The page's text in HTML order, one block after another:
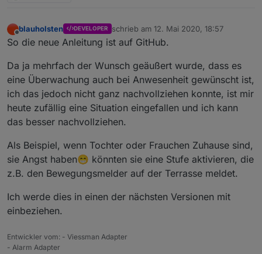
Offline
blauholsten DEVELOPER schrieb am 12. Mai 2020, 18:57
zuletzt editiert von
So die neue Anleitung ist auf GitHub.
Da ja mehrfach der Wunsch geäußert wurde, dass es
eine Überwachung auch bei Anwesenheit gewünscht ist,
ich das jedoch nicht ganz nachvollziehen konnte, ist mir
heute zufällig eine Situation eingefallen und ich kann
das besser nachvollziehen.
Als Beispiel, wenn Tochter oder Frauchen Zuhause sind,
sie Angst haben😁 könnten sie eine Stufe aktivieren, die
z.B. den Bewegungsmelder auf der Terrasse meldet.
Ich werde dies in einen der nächsten Versionen mit
einbeziehen.
Entwickler vom: - Viessman Adapter
- Alarm Adapter